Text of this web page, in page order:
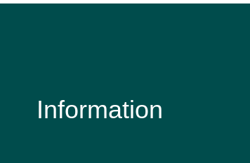
Information